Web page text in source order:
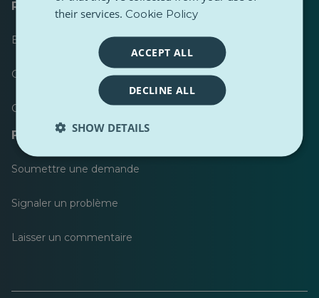
Ressources pour les journalistes
Boîtes à outils
Guide de style de contenu PulseZ
Guide de publication pour les contributeurs PulseZ
FAQ
Soumettre une demande
Signaler un problème
Laisser un commentaire
their services. Cookie Policy
ACCEPT ALL
DECLINE ALL
SHOW DETAILS